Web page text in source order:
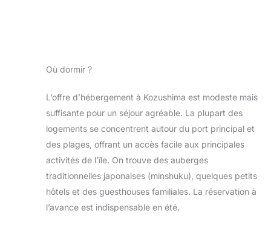
Où dormir ?
L’offre d’hébergement à Kozushima est modeste mais
suffisante pour un séjour agréable. La plupart des
logements se concentrent autour du port principal et
des plages, offrant un accès facile aux principales
activités de l’île. On trouve des auberges
traditionnelles japonaises (minshuku), quelques petits
hôtels et des guesthouses familiales. La réservation à
l’avance est indispensable en été.